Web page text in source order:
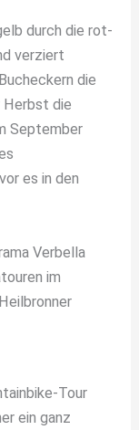
durch die rot-
verziert
die
Herbst die
September
es in den
im
Tour
ein ganz